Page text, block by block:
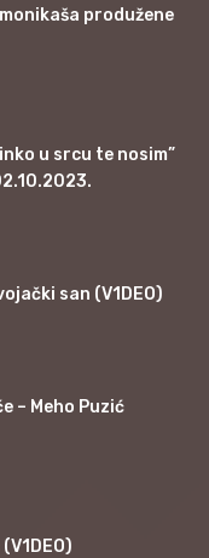
produžene
u srcu te nosim”
san (V1DEO)
– Meho Puzić